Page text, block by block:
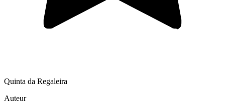
Quinta da Regaleira
Auteur